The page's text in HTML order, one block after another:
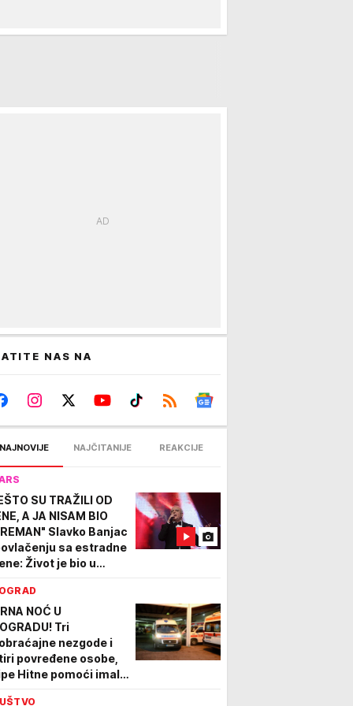
NAS NA
NAJNOVIJE NAJČITANIJE REAKCIJE
SU TRAŽILI OD
A JA NISAM BIO
Slavko Banjac
sa estradne
Život je bio u
NOĆ U
Tri
nezgode i
povređene osobe,
Hitne pomoći imale